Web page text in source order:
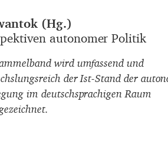
(Hg.)
autonomer Politik
wird umfassend und
der Ist-Stand der
im deutschsprachigen Raum